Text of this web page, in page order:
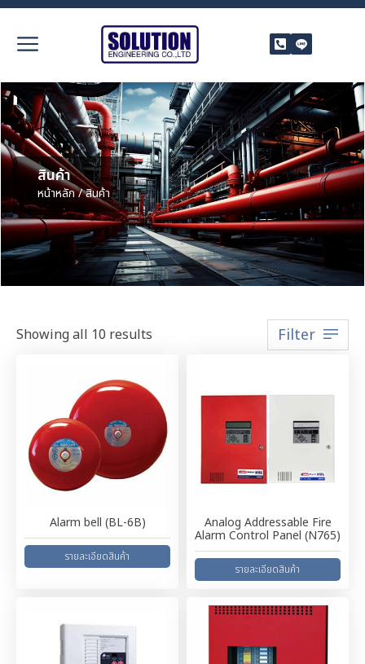
สินค้า
หน้าหลัก/ สินค้า
Showing all 10 results Filter
Alarm bell (BL-6B) Analog Addressable Fire
Alarm Control Panel (N765)